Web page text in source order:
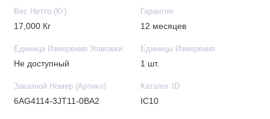
Вес Нетто (Кг)
17,000 Кг
Гарантия
12 месяцев
Единица Измерения Упаковки
Не доступный
Единицы Измерения
1 шт.
Заказной Номер (Артикл)
6AG4114-3JT11-0BA2
Каталог ID
IC10